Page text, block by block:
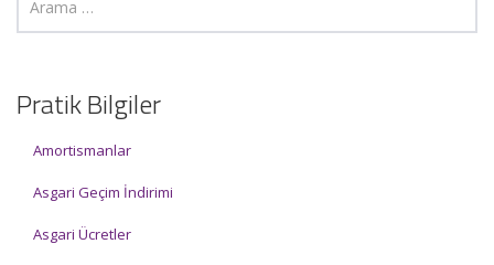
Pratik Bilgiler
Amortismanlar
Asgari Geçim İndirimi
Asgari Ücretler